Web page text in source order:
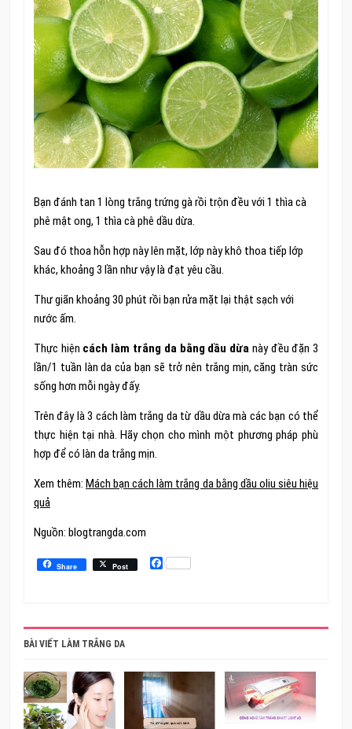
Bạn đánh tan 1 lòng trắng trứng gà rồi trộn đều với 1 thìa cà
phê mật ong, 1 thìa cà phê dầu dừa.
Sau đó thoa hỗn hợp này lên mặt, lớp này khô thoa tiếp lớp
khác, khoảng 3 lần như vậy là đạt yêu cầu.
Thư giãn khoảng 30 phút rồi bạn rửa mặt lại thật sạch với
nước ấm.
Thực hiện cách làm trắng da bằng dầu dừa này đều đặn 3
lần/1 tuần làn da của bạn sẽ trở nên trắng mịn, căng tràn sức
sống hơn mỗi ngày đấy.
Trên đây là 3 cách làm trắng da từ dầu dừa mà các bạn có thể
thực hiện tại nhà. Hãy chọn cho mình một phương pháp phù
hợp để có làn da trắng mịn.
Xem thêm:Mách bạn cách làm trắng da bằng dầu oliu siêu hiệu
quả
Nguồn: blogtrangda.com
Share Post Facebook
BÀI VIẾT LÀM TRẮNG DA